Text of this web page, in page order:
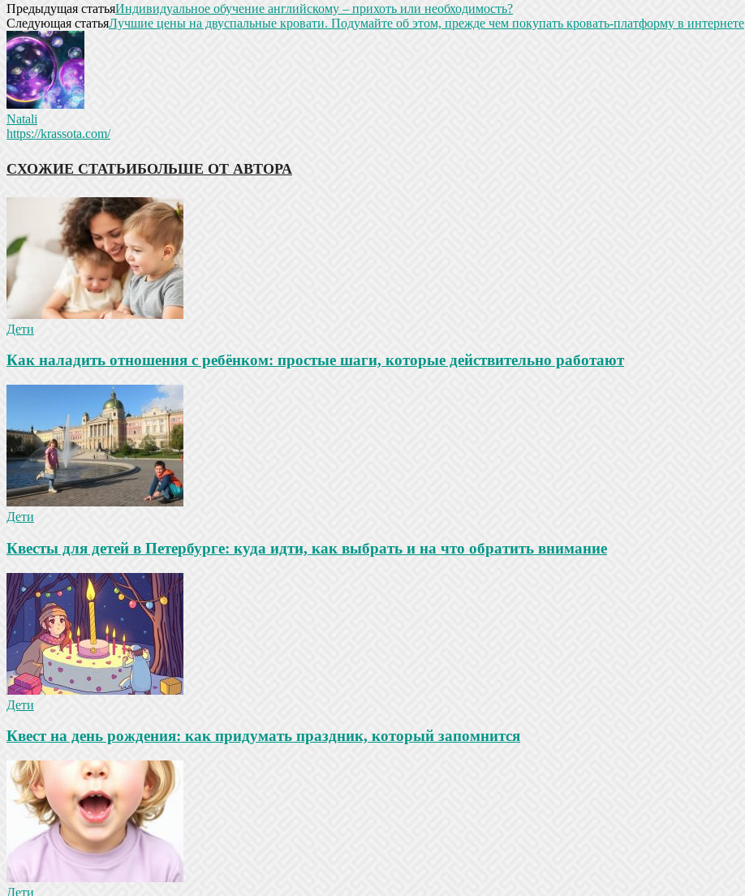
Предыдущая статьяИндивидуальное обучение английскому – прихоть или необходимость?
Следующая статьяЛучшие цены на двуспальные кровати. Подумайте об этом, прежде чем покупать кровать-платформу в интернете
Natali
https://krassota.com/
СХОЖИЕ СТАТЬИБОЛЬШЕ ОТ АВТОРА
Дети
Как наладить отношения с ребёнком: простые шаги, которые действительно работают
Дети
Квесты для детей в Петербурге: куда идти, как выбрать и на что обратить внимание
Дети
Квест на день рождения: как придумать праздник, который запомнится
Дети